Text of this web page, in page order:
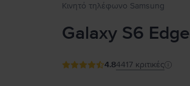
Κινητό τηλέφωνο Samsung
Galaxy S6 Edge
4.84417 κριτικές